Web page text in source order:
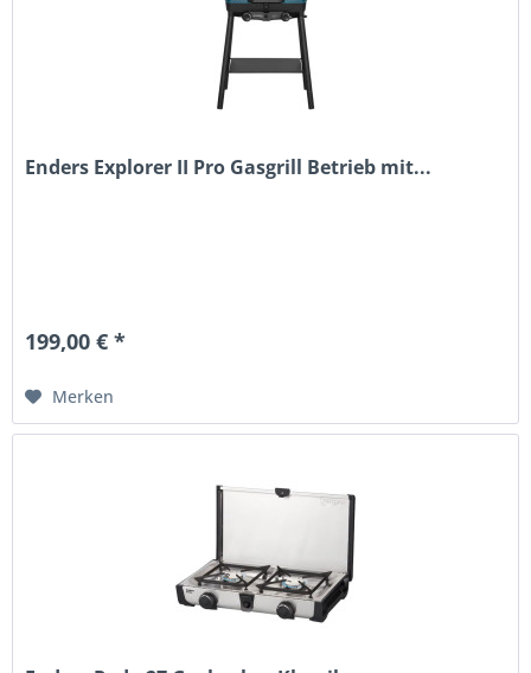
Enders Explorer II Pro Gasgrill Betrieb mit...
199,00 € *
Merken